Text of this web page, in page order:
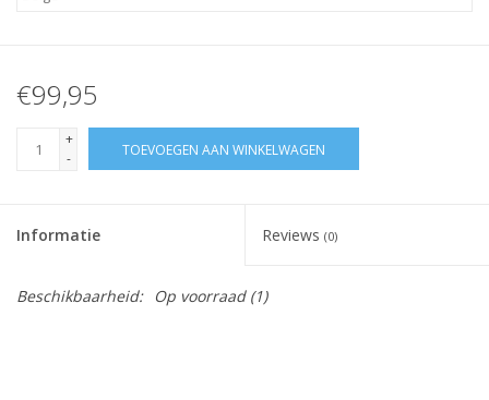
€99,95
+
-
TOEVOEGEN AAN WINKELWAGEN
Informatie Reviews (0)
Beschikbaarheid: Op voorraad(1)